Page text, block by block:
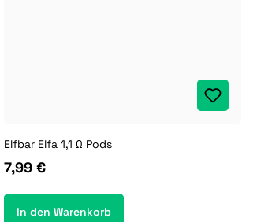
Elfbar Elfa 1,1 Ω Pods
7,99 €
In den Warenkorb